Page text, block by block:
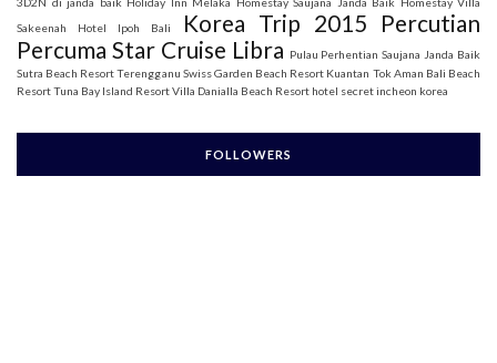
Sakeenah
Hotel Ipoh Bali Korea Trip 2015 Percutian
Percuma Star Cruise Libra Pulau Perhentian Saujana Janda Baik
Sutra Beach Resort Terengganu Swiss Garden Beach Resort Kuantan Tok Aman Bali Beach
ResortTuna Bay Island ResortVilla Danialla Beach Resort hotel secret incheon korea
FOLLOWERS